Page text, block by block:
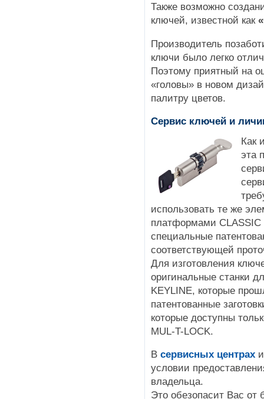
Также возможно
ключей, известной как
Производитель
ключи было легко
Поэтому приятный на
«головы» в новом
палитру цветов.
Сервис ключей и
Как
эта
использовать те же
платформами CLASSIC
специальные
соответствующей
Для изготовления
оригинальные станки
KEYLINE, которые
патентованные
которые доступны
MUL-T-LOCK.
В сервисных центрах
условии
владельца.
Это обезопасит Вас от